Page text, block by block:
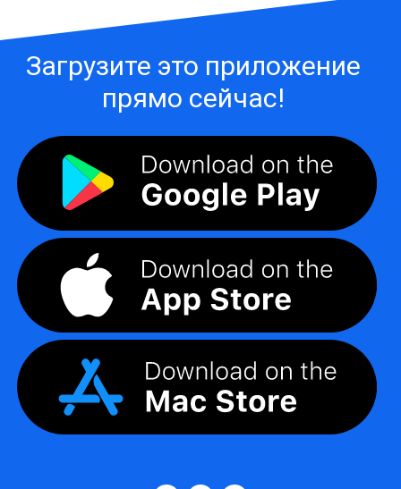
Загрузите это приложение
прямо сейчас!